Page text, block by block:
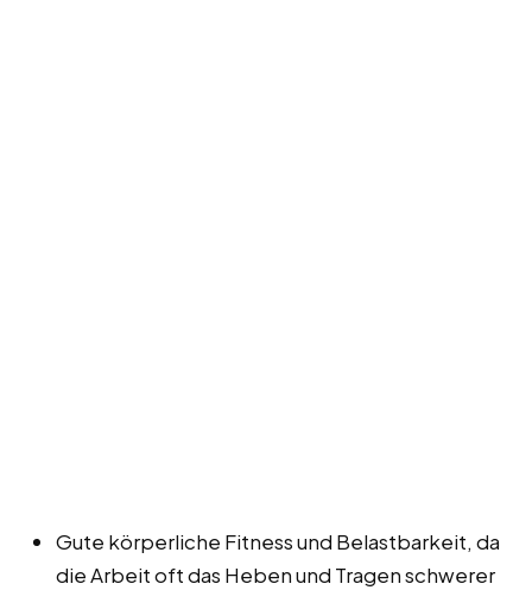
Gute körperliche Fitness und Belastbarkeit, da
die Arbeit oft das Heben und Tragen schwerer